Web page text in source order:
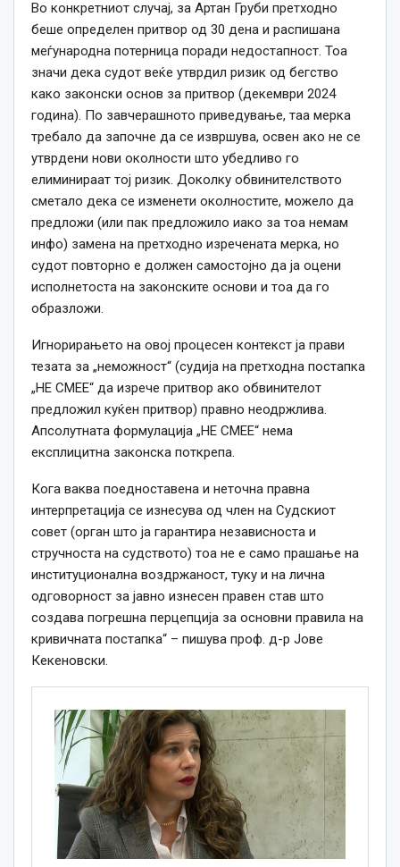
Во конкретниот случај, за Артан Груби претходно
беше определен притвор од 30 дена и распишана
меѓународна потерница поради недостапност. Тоа
значи дека судот веќе утврдил ризик од бегство
како законски основ за притвор (декември 2024
година). По завчерашното приведување, таа мерка
требало да започне да се извршува, освен ако не се
утврдени нови околности што убедливо го
елиминираат тој ризик. Доколку обвинителството
сметало дека се изменети околностите, можело да
предложи (или пак предложило иако за тоа немам
инфо) замена на претходно изречената мерка, но
судот повторно е должен самостојно да ја оцени
исполнетоста на законските основи и тоа да го
образложи.
Игнорирањето на овој процесен контекст ја прави
тезата за „неможност“ (судија на претходна постапка
„НЕ СМЕЕ“ да изрече притвор ако обвинителот
предложил куќен притвор) правно неодржлива.
Апсолутната формулација „НЕ СМЕЕ“ нема
експлицитна законска поткрепа.
Кога ваква поедноставена и неточна правна
интерпретација се изнесува од член на Судскиот
совет (орган што ја гарантира независноста и
стручноста на судството) тоа не е само прашање на
институционална воздржаност, туку и на лична
одговорност за јавно изнесен правен став што
создава погрешна перцепција за основни правила на
кривичната постапка“ – пишува проф. д-р Јове
Кекеновски.